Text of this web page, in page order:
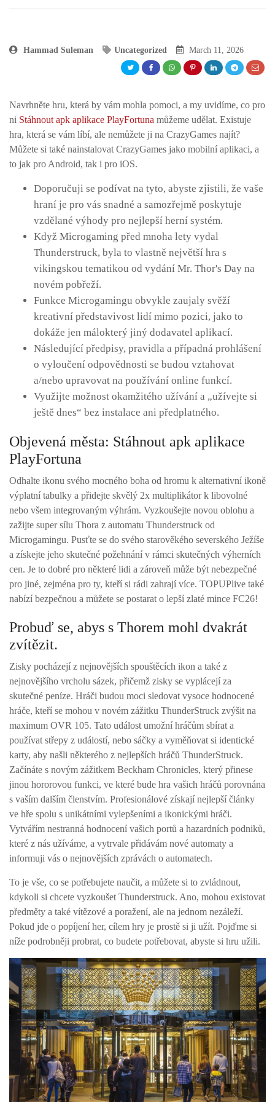
Hammad Suleman Uncategorized March 11, 2026
Navrhněte hru, která by vám mohla pomoci, a my uvidíme, co pro
ni Stáhnout apk aplikace PlayFortuna můžeme udělat. Existuje
hra, která se vám líbí, ale nemůžete ji na CrazyGames najít?
Můžete si také nainstalovat CrazyGames jako mobilní aplikaci, a
to jak pro Android, tak i pro iOS.
Doporučuji se podívat na tyto, abyste zjistili, že vaše
hraní je pro vás snadné a samozřejmě poskytuje
vzdělané výhody pro nejlepší herní systém.
Když Microgaming před mnoha lety vydal
Thunderstruck, byla to vlastně největší hra s
vikingskou tematikou od vydání Mr. Thor's Day na
novém pobřeží.
Funkce Microgamingu obvykle zaujaly svěží
kreativní představivost lidí mimo pozici, jako to
dokáže jen málokterý jiný dodavatel aplikací.
Následující předpisy, pravidla a případná prohlášení
o vyloučení odpovědnosti se budou vztahovat
a/nebo upravovat na používání online funkcí.
Využijte možnost okamžitého užívání a „užívejte si
ještě dnes“ bez instalace ani předplatného.
Objevená města: Stáhnout apk aplikace
PlayFortuna
Odhalte ikonu svého mocného boha od hromu k alternativní ikoně
výplatní tabulky a přidejte skvělý 2x multiplikátor k libovolné
nebo všem integrovaným výhrám. Vyzkoušejte novou oblohu a
zažijte super sílu Thora z automatu Thunderstruck od
Microgamingu. Pusťte se do svého starověkého severského Ježíše
a získejte jeho skutečné požehnání v rámci skutečných výherních
cen. Je to dobré pro některé lidi a zároveň může být nebezpečné
pro jiné, zejména pro ty, kteří si rádi zahrají více. TOPUPlive také
nabízí bezpečnou a můžete se postarat o lepší zlaté mince FC26!
Probuď se, abys s Thorem mohl dvakrát
zvítězit.
Zisky pocházejí z nejnovějších spouštěcích ikon a také z
nejnovějšího vrcholu sázek, přičemž zisky se vyplácejí za
skutečné peníze. Hráči budou moci sledovat vysoce hodnocené
hráče, kteří se mohou v novém zážitku ThunderStruck zvýšit na
maximum OVR 105. Tato událost umožní hráčům sbírat a
používat střepy z událostí, nebo sáčky a vyměňovat si identické
karty, aby našli některého z nejlepších hráčů ThunderStruck.
Začínáte s novým zážitkem Beckham Chronicles, který přinese
jinou hororovou funkci, ve které bude hra vašich hráčů porovnána
s vaším dalším členstvím. Profesionálové získají nejlepší články
ve hře spolu s unikátními vylepšeními a ikonickými hráči.
Vytvářím nestranná hodnocení vašich portů a hazardních podniků,
které z nás užíváme, a vytrvale přidávám nové automaty a
informuji vás o nejnovějších zprávách o automatech.
To je vše, co se potřebujete naučit, a můžete si to zvládnout,
kdykoli si chcete vyzkoušet Thunderstruck. Ano, mohou existovat
předměty a také vítězové a poražení, ale na jednom nezáleží.
Pokud jde o popíjení her, cílem hry je prostě si ji užít. Pojďme si
níže podrobněji probrat, co budete potřebovat, abyste si hru užili.